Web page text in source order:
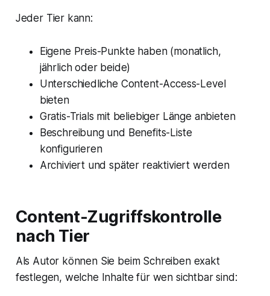
Jeder Tier kann:
Eigene Preis-Punkte haben (monatlich,
jährlich oder beide)
Unterschiedliche Content-Access-Level
bieten
Gratis-Trials mit beliebiger Länge anbieten
Beschreibung und Benefits-Liste
konfigurieren
Archiviert und später reaktiviert werden
Content-Zugriffskontrolle
nach Tier
Als Autor können Sie beim Schreiben exakt
festlegen, welche Inhalte für wen sichtbar sind: